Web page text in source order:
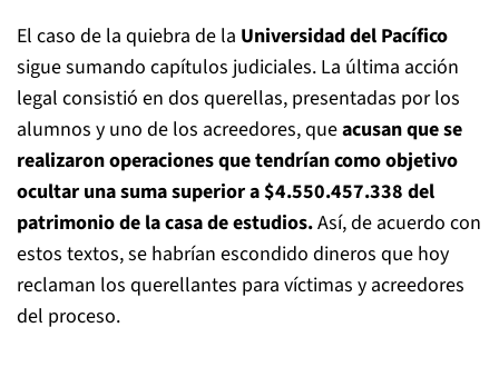
El caso de la quiebra de la Universidad del Pacífico
sigue sumando capítulos judiciales. La última acción
legal consistió en dos querellas, presentadas por los
alumnos y uno de los acreedores, queacusan que se
realizaron operaciones que tendrían como objetivo
ocultar una suma superior a $4.550.457.338 del
patrimonio de la casa de estudios.Así, de acuerdo con
estos textos, se habrían escondido dineros que hoy
reclaman los querellantes para víctimas y acreedores
del proceso.